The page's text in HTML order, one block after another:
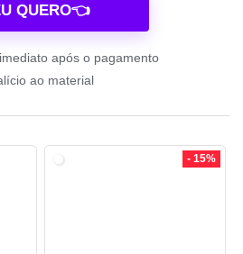
QUERO👈
após o pagamento
ao material
- 15%